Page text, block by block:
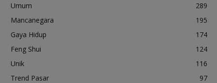
Umum
289
Mancanegara
195
Gaya Hidup
174
Feng Shui
124
Unik
116
Trend Pasar
97